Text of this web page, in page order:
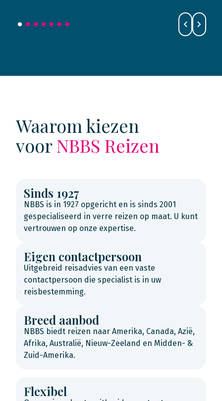
Waarom kiezen
voorNBBS Reizen
Sinds 1927
NBBS is in 1927 opgericht en is sinds 2001
gespecialiseerd in verre reizen op maat. U kunt
vertrouwen op onze expertise.
Eigen contactpersoon
Uitgebreid reisadvies van een vaste
contactpersoon die specialist is in uw
reisbestemming.
Breed aanbod
NBBS biedt reizen naar Amerika, Canada, Azië,
Afrika, Australië, Nieuw-Zeeland en Midden- &
Zuid-Amerika.
Flexibel